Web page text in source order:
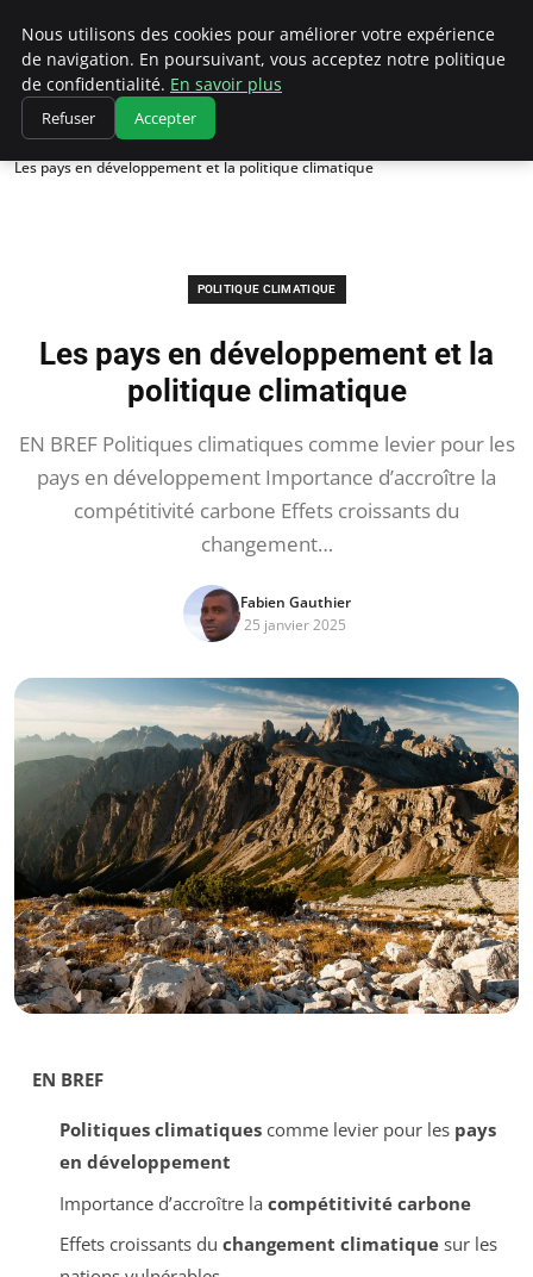
Climatedebtagents
Accueil
Politique climatique
Les pays en développement et la politique climatique
POLITIQUE CLIMATIQUE
Les pays en développement et la
politique climatique
EN BREF Politiques climatiques comme levier pour les
pays en développement Importance d’accroître la
compétitivité carbone Effets croissants du
changement…
Fabien Gauthier
25 janvier 2025
EN BREF
Politiques climatiquescomme levier pour les pays
en développement
Importance d’accroître la compétitivité carbone
Effets croissants du changement climatiquesur les
Nous utilisons des cookies pour améliorer votre expérience
de navigation. En poursuivant, vous acceptez notre politique
de confidentialité. En savoir plus
Refuser Accepter